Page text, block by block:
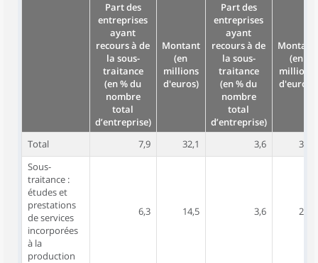
Part des
entreprises
ayant
recours à de
la sous-
traitance
(en % du
nombre
total
d’entreprise)
Montant
(en
millions
d'euros)
Part des
entreprises
ayant
recours à de
la sous-
traitance
(en % du
nombre
total
d’entreprise)
Montant
(en
millions
d'euros)
Total 7,9 32,1 3,6
30,9
Sous-
traitance :
études et
prestations
de services
incorporées
à la
production
6,3 14,5 3,6 20,7